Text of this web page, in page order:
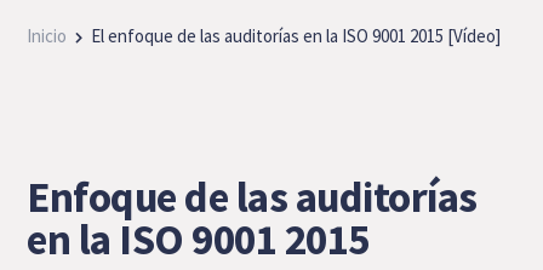
Inicio El enfoque de las auditorías en la ISO 9001 2015 [Vídeo]
Enfoque de las auditorías
en la ISO 9001 2015